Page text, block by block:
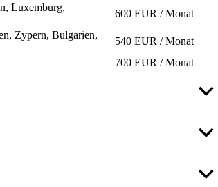
Luxemburg,
600 EUR / Monat
Zypern, Bulgarien,
540 EUR / Monat
700 EUR / Monat